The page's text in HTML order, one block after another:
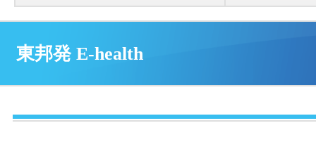
東邦発 E-health